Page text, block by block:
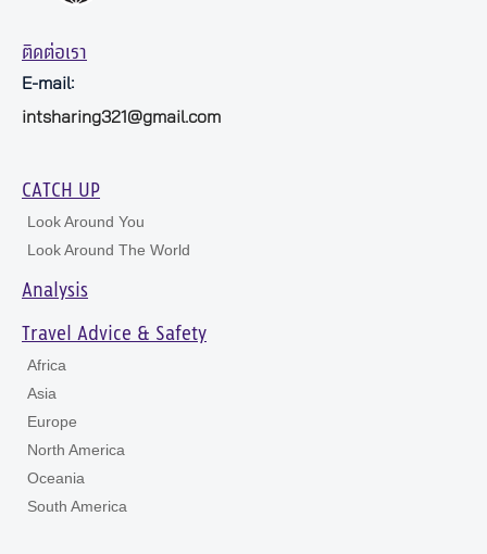
ติดต่อเรา
E-mail:
intsharing321@gmail.com
CATCH UP
Look Around You
Look Around The World
Analysis
Travel Advice & Safety
Africa
Asia
Europe
North America
Oceania
South America